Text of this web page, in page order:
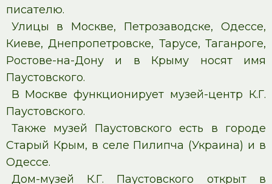
писателю.
Улицы в Москве, Петрозаводске, Одессе,
Киеве, Днепропетровске, Тарусе, Таганроге,
Ростове-на-Дону и в Крыму носят имя
Паустовского.
В Москве функционирует музей-центр К.Г.
Паустовского.
Также музей Паустовского есть в городе
Старый Крым, в селе Пилипча (Украина) и в
Одессе.
Дом-музей К.Г. Паустовского открыт в